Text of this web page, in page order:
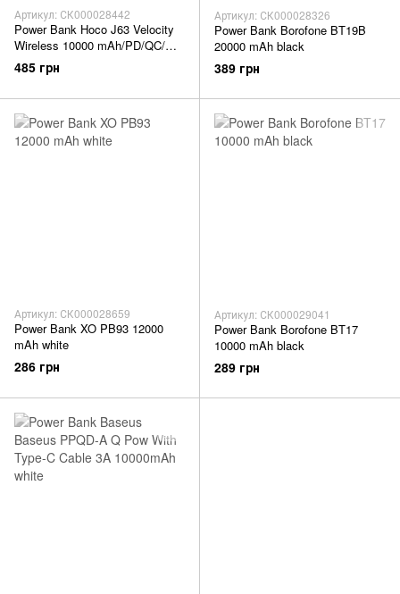
Артикул: СК000028442
Power Bank Hoco J63 Velocity
Wireless 10000 mAh/PD/QC/
бездротовий/LCD white
485 грн
Артикул: СК000028326
Power Bank Borofone BT19B
20000 mAh black
389 грн
Артикул: СК000028659
Power Bank XO PB93 12000
mAh white
286 грн
Артикул: СК000029041
Power Bank Borofone BT17
10000 mAh black
289 грн